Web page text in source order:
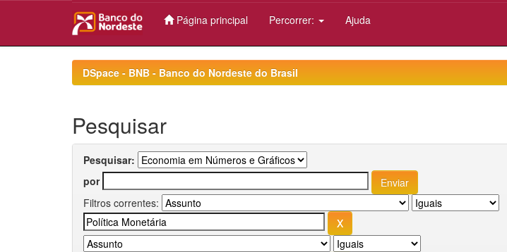
Página principal Percorrer: Ajuda
DSpace - BNB - Banco do Nordeste do Brasil
Pesquisar
Pesquisar:
por
Filtros correntes: